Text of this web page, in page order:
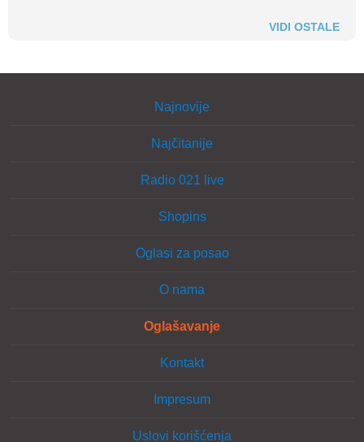
VIDI OSTALE
Najnovije
Najčitanije
Radio 021 live
Shopins
Oglasi za posao
O nama
Oglašavanje
Kontakt
Impresum
Uslovi korišćenja